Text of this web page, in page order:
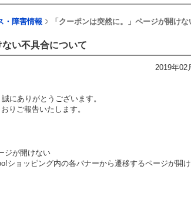
・障害情報 「クーポンは突然に。」ページが開け
ない不具合について
2019年02
にありがとうございます。
りご報告いたします。
ジが開けない
ショッピング内の各バナーから遷移するページが開